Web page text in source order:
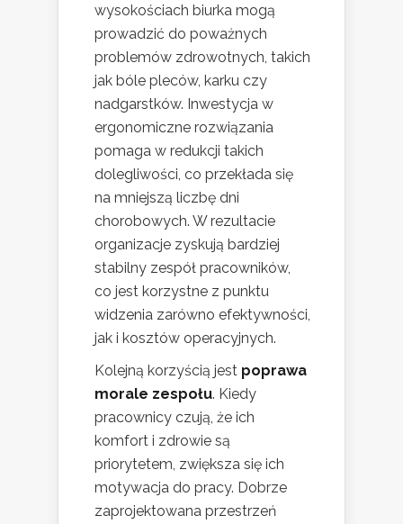
wysokościach biurka mogą
prowadzić do poważnych
problemów zdrowotnych, takich
jak bóle pleców, karku czy
nadgarstków. Inwestycja w
ergonomiczne rozwiązania
pomaga w redukcji takich
dolegliwości, co przekłada się
na mniejszą liczbę dni
chorobowych. W rezultacie
organizacje zyskują bardziej
stabilny zespół pracowników,
co jest korzystne z punktu
widzenia zarówno efektywności,
jak i kosztów operacyjnych.
Kolejną korzyścią jest poprawa
morale zespołu. Kiedy
pracownicy czują, że ich
komfort i zdrowie są
priorytetem, zwiększa się ich
motywacja do pracy. Dobrze
zaprojektowana przestrzeń